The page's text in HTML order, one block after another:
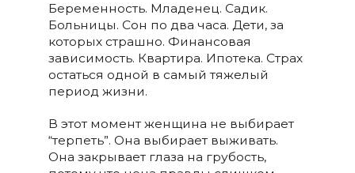
Беременность. Младенец. Садик.
Больницы. Сон по два часа. Дети, за
которых страшно. Финансовая
зависимость. Квартира. Ипотека. Страх
остаться одной в самый тяжелый
период жизни.
В этот момент женщина не выбирает
“терпеть”. Она выбирает выживать.
Она закрывает глаза на грубость,